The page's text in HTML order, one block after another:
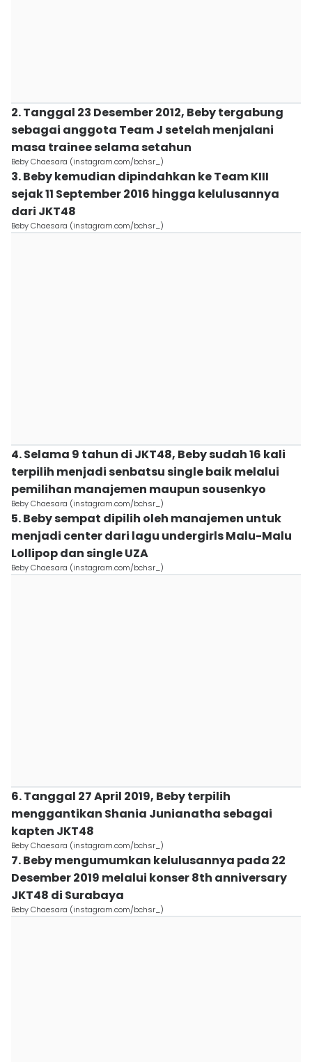
2. Tanggal 23 Desember 2012, Beby tergabung
sebagai anggota Team J setelah menjalani
masa trainee selama setahun
Beby Chaesara (instagram.com/bchsr_)
3. Beby kemudian dipindahkan ke Team KIII
sejak 11 September 2016 hingga kelulusannya
dari JKT48
Beby Chaesara (instagram.com/bchsr_)
4. Selama 9 tahun di JKT48, Beby sudah 16 kali
terpilih menjadi senbatsu single baik melalui
pemilihan manajemen maupun sousenkyo
Beby Chaesara (instagram.com/bchsr_)
5. Beby sempat dipilih oleh manajemen untuk
menjadi center dari lagu undergirls Malu-Malu
Lollipop dan single UZA
Beby Chaesara (instagram.com/bchsr_)
6. Tanggal 27 April 2019, Beby terpilih
menggantikan Shania Junianatha sebagai
kapten JKT48
Beby Chaesara (instagram.com/bchsr_)
7. Beby mengumumkan kelulusannya pada 22
Desember 2019 melalui konser 8th anniversary
JKT48 di Surabaya
Beby Chaesara (instagram.com/bchsr_)